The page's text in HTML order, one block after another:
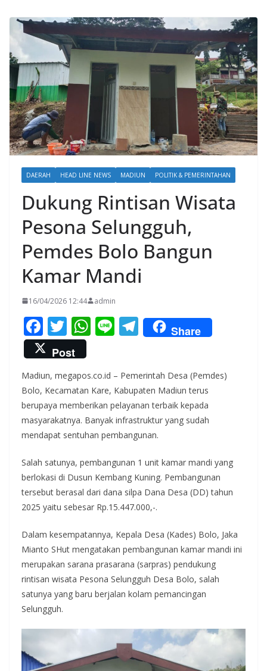
DAERAH HEAD LINE NEWS MADIUN POLITIK & PEMERINTAHAN
Dukung Rintisan Wisata
Pesona Selungguh,
Pemdes Bolo Bangun
Kamar Mandi
16/04/2026 12:44 admin
F
ac
e
b
o
o
k
T
w
itt
er
W
s
A
p
p
Li T
el
gr
a
m
Share
Post
Madiun, megapos.co.id – Pemerintah Desa (Pemdes)
Bolo, Kecamatan Kare, Kabupaten Madiun terus
berupaya memberikan pelayanan terbaik kepada
masyarakatnya. Banyak infrastruktur yang sudah
mendapat sentuhan pembangunan.
Salah satunya, pembangunan 1 unit kamar mandi yang
berlokasi di Dusun Kembang Kuning. Pembangunan
tersebut berasal dari dana silpa Dana Desa (DD) tahun
2025 yaitu sebesar Rp.15.447.000,-.
Dalam kesempatannya, Kepala Desa (Kades) Bolo, Jaka
Mianto SHut mengatakan pembangunan kamar mandi ini
merupakan sarana prasarana (sarpras) pendukung
rintisan wisata Pesona Selungguh Desa Bolo, salah
satunya yang baru berjalan kolam pemancingan
Selungguh.